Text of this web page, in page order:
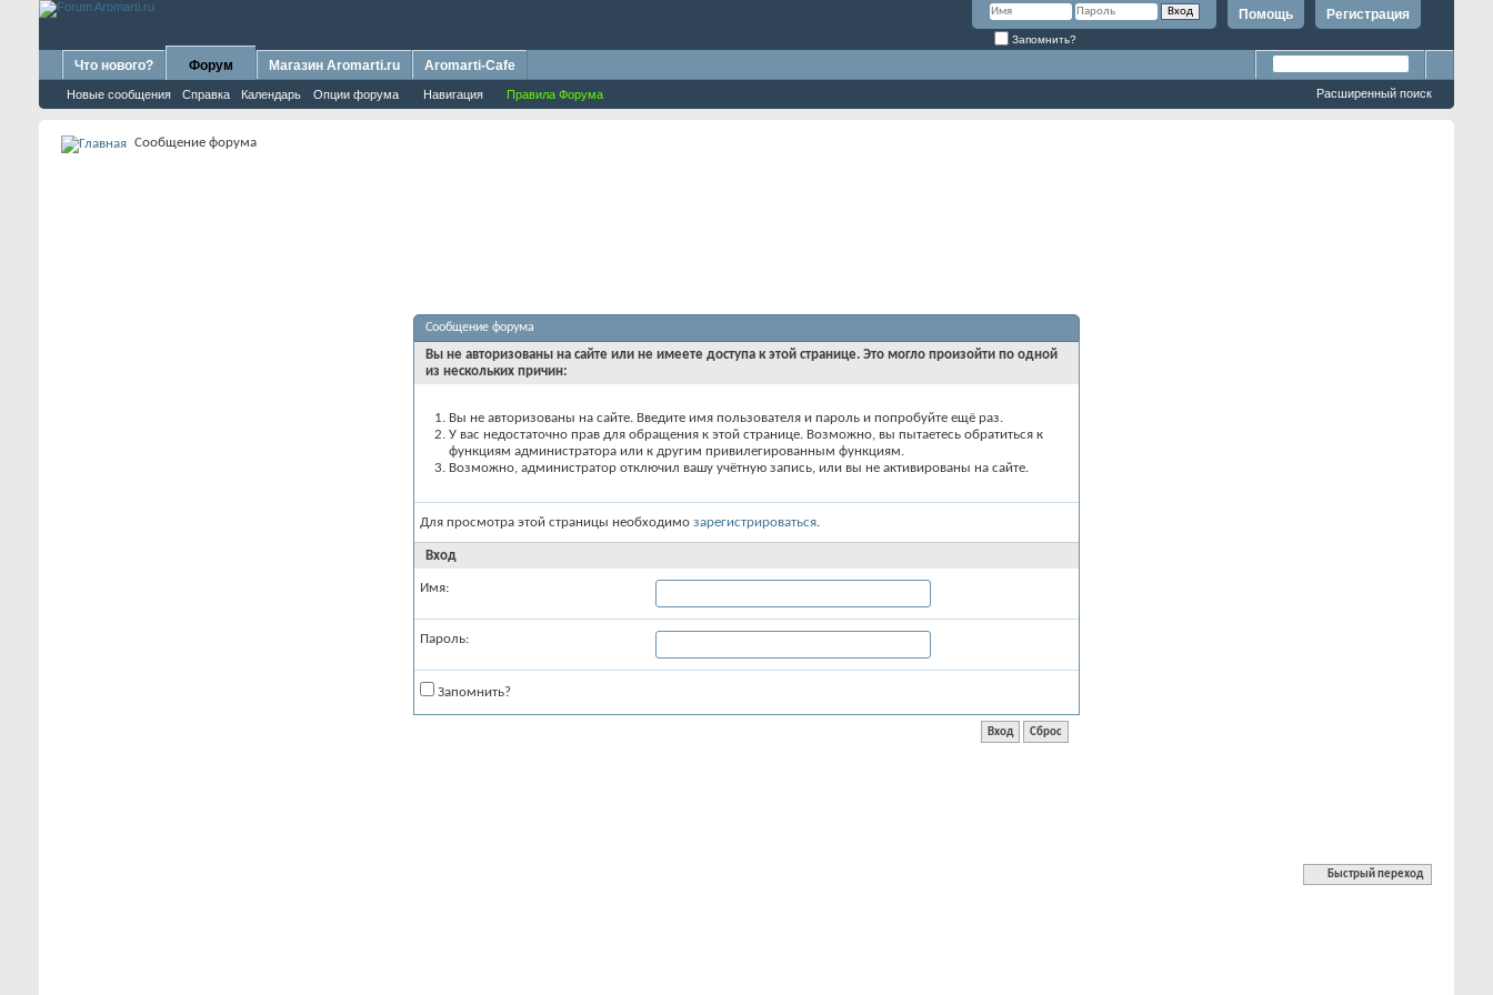
Регистрация
Помощь
Запомнить?
Что нового? Форум
Новые сообщения Справка Календарь Опции форума Навигация Правила Форума
Магазин Aromarti.ru Aromarti-Cafe
Расширенный поиск
Сообщение форума
Сообщение форума
Вы не авторизованы на сайте или не имеете доступа к этой странице. Это могло произойти по одной
из нескольких причин:
Вы не авторизованы на сайте. Введите имя пользователя и пароль и попробуйте ещё раз.
У вас недостаточно прав для обращения к этой странице. Возможно, вы пытаетесь обратиться к
функциям администратора или к другим привилегированным функциям.
Возможно, администратор отключил вашу учётную запись, или вы не активированы на сайте.
Для просмотра этой страницы необходимо зарегистрироваться.
Вход
Имя:
Пароль:
Запомнить?
Быстрый переход